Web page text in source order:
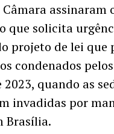
assinaram
que solicita
projeto de lei que
condenados
quando as
invadidas por
Brasília.